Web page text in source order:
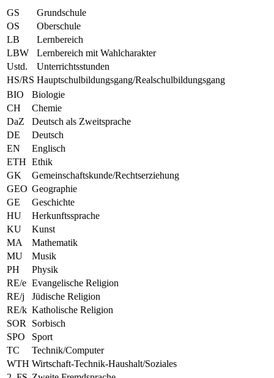
GS
Grundschule
OS
Oberschule
LB
Lernbereich
LBW
Lernbereich mit Wahlcharakter
Ustd.
Unterrichtsstunden
HS/RS Hauptschulbildungsgang/Realschulbildungsgang
BIO
Biologie
CH
Chemie
DaZ
Deutsch als Zweitsprache
DE
Deutsch
EN
Englisch
ETH Ethik
GK
Gemeinschaftskunde/Rechtserziehung
GEO Geographie
GE
Geschichte
HU
Herkunftssprache
KU
Kunst
MA
Mathematik
MU
Musik
PH
Physik
RE/e Evangelische Religion
RE/j
Jüdische Religion
RE/k Katholische Religion
SOR
Sorbisch
SPO
Sport
TC
Technik/Computer
WTH Wirtschaft-Technik-Haushalt/Soziales